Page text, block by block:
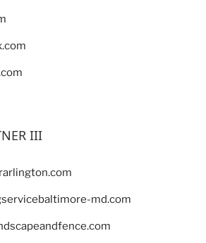
III
md.com